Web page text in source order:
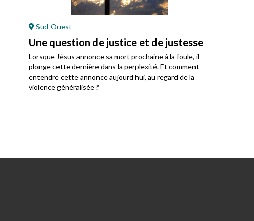
Sud-Ouest
Une question de justice et de justesse
Lorsque Jésus annonce sa mort prochaine à la foule, il
plonge cette dernière dans la perplexité. Et comment
entendre cette annonce aujourd’hui, au regard de la
violence généralisée ?